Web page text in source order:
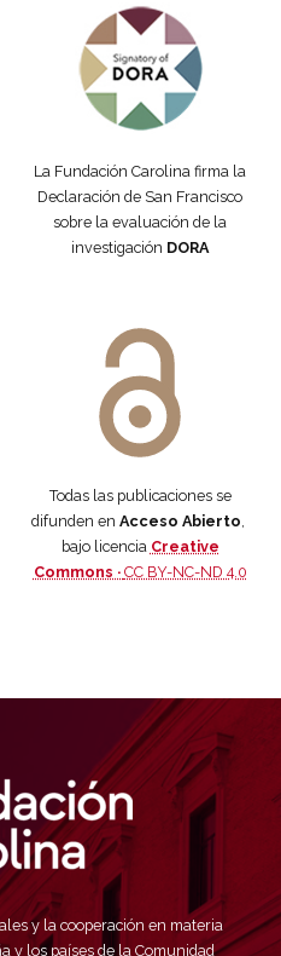
La Fundación Carolina firma la
Declaración de San Francisco
sobre la evaluación de la
investigación DORA
Todas las publicaciones se
difunden en Acceso Abierto
bajo licencia Creative
Commons · CC BY-NC-ND 4.0
y la cooperación en materia
y los países de la Comunidad